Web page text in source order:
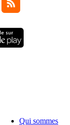
Qui sommes